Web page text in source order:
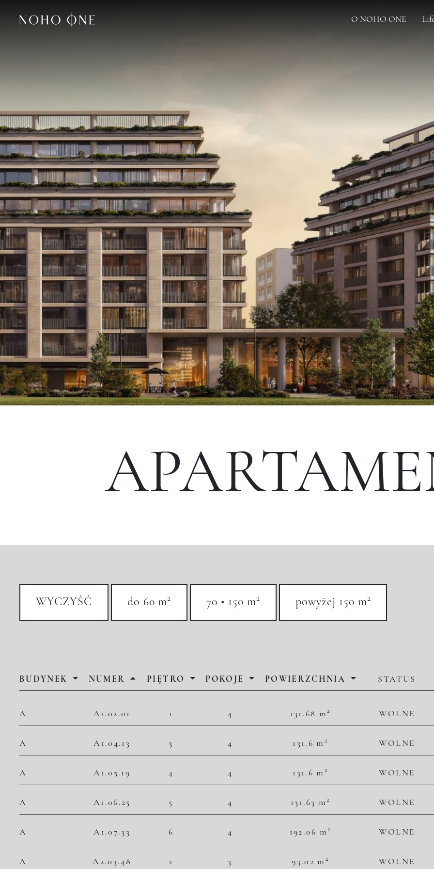
O NOHO ONE
WYCZYŚĆ do 60 m2 70 • 150 m2 powyżej 150 m2
BUDYNEK NUMER PIĘTRO POKOJE POWIERZCHNIA STATUS
A A1.02.01 1 4 131.68 m2 WOLNE
45 489,06 zł/m
5 990 000,00 zł
A A1.04.13 3 4 131.6 m 2 WOLNE
46 884,50 zł/m
6 170 000,00 zł
A A1.05.19 4 4 131.6 m 2 WOLNE
47 720,36 zł/m
6 280 000,00 zł
A A1.06.25 5 4 131.63 m2 WOLNE
48 621,13 zł/m
6 400 000,00 zł
A A1.07.33 6 4 192.06 m2 WOLNE
56 857,23 zł/m
10 920 000,00 zł
A A2.03.48 2 3 93.02 m 2 WOLNE
46 441,63 zł/m